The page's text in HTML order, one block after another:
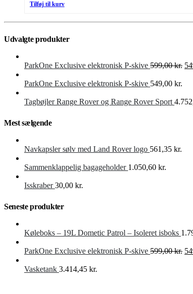
Tilføj til kurv
Udvalgte produkter
ParkOne Exclusive elektronisk P-skive 599,00kr.
ParkOne Exclusive elektronisk P-skive 549,00 kr.
Tagbøjler Range Rover og Range Rover Sport
Mest sælgende
Navkapsler sølv med Land Rover logo 561,35 kr.
Sammenklappelig bagageholder 1.050,60 kr.
Isskraber 30,00 kr.
Seneste produkter
Køleboks – 19L Dometic Patrol – Isoleret isboks
ParkOne Exclusive elektronisk P-skive 599,00kr.
Vasketank 3.414,45 kr.